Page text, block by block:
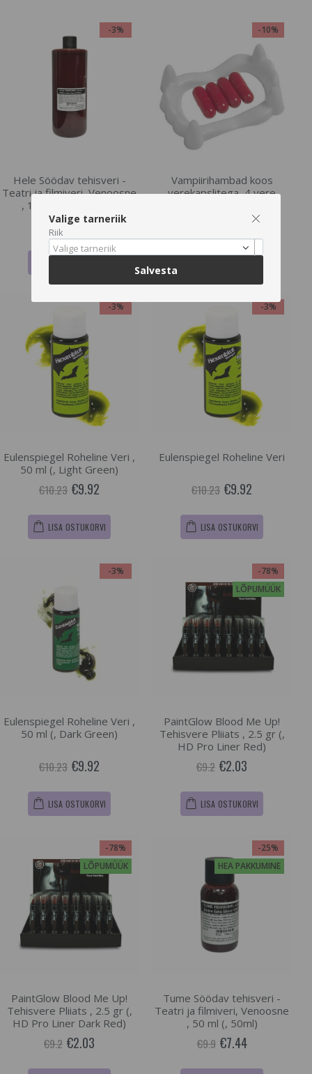
-3%
Hele Söödav tehisveri -
Teatri ja filmiveri, Venoosne
, 1000 ml (, 1000ml)
€87.83 €85.2
-10%
Vampiirihambad koos
verekapslitega, 4 vere
-3%
Eulenspiegel Roheline Veri ,
50 ml (, Light Green)
€10.23 €9.92
LISA OSTUKORVI
-3%
Eulenspiegel Roheline Veri
€10.23 €9.92
LISA OSTUKORVI
-3%
Eulenspiegel Roheline Veri ,
50 ml (, Dark Green)
€10.23 €9.92
LISA OSTUKORVI
-78%
LÕPUMÜÜK
PaintGlow Blood Me Up!
Tehisvere Pliiats , 2.5 gr (,
HD Pro Liner Red)
€9.2 €2.03
LISA OSTUKORVI
-78%
LÕPUMÜÜK
PaintGlow Blood Me Up!
Tehisvere Pliiats , 2.5 gr (,
HD Pro Liner Dark Red)
€9.2 €2.03
-25%
HEA PAKKUMINE
Tume Söödav tehisveri -
Teatri ja filmiveri, Venoosne
, 50 ml (, 50ml)
€9.9 €7.44
Valige tarneriik
Riik
Valige tarneriik
Salvesta